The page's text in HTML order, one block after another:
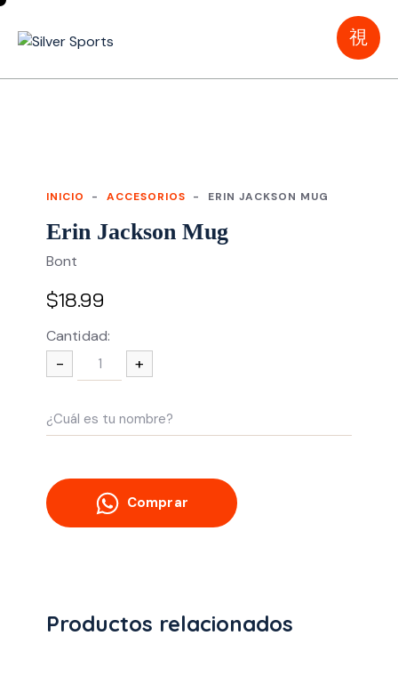
INICIO ACCESORIOS ERIN JACKSON MUG
Erin Jackson Mug
Bont
$18.99
Cantidad:
- +
Comprar
Productos relacionados